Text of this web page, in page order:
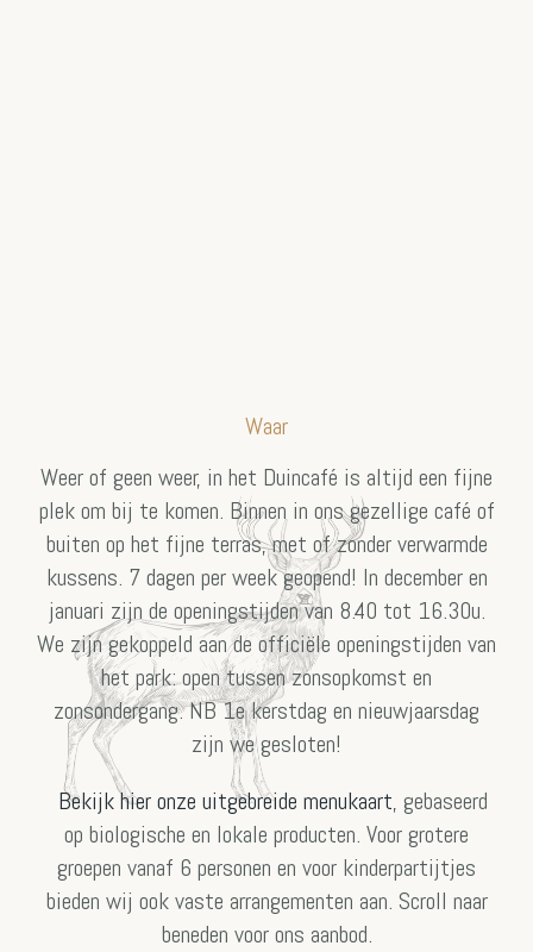
Waar
Weer of geen weer, in het Duincafé is altijd een fijne
plek om bij te komen. Binnen in ons gezellige café of
buiten op het fijne terras, met of zonder verwarmde
kussens. 7 dagen per week geopend! In december en
januari zijn de openingstijden van 8.40 tot 16.30u.
We zijn gekoppeld aan de officiële openingstijden van
het park: open tussen zonsopkomst en
zonsondergang. NB 1e kerstdag en nieuwjaarsdag
zijn we gesloten!
Bekijk hier onze uitgebreide menukaart, gebaseerd
op biologische en lokale producten. Voor grotere
groepen vanaf 6 personen en voor kinderpartijtjes
bieden wij ook vaste arrangementen aan. Scroll naar
beneden voor ons aanbod.